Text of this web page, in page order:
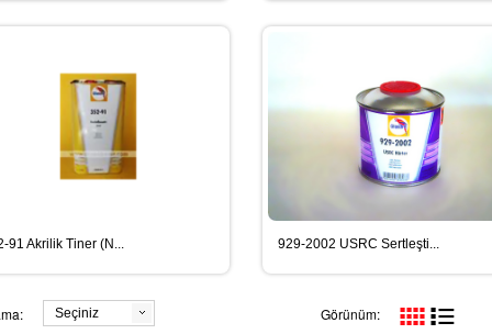
91 Akrilik Tiner (N... 929-2002 USRC Sertleşti...
Seçiniz Görünüm: